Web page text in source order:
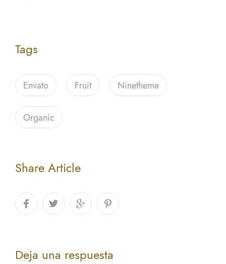
Tags
Envato Fruit Ninetheme
Organic
Share Article
Deja una respuesta